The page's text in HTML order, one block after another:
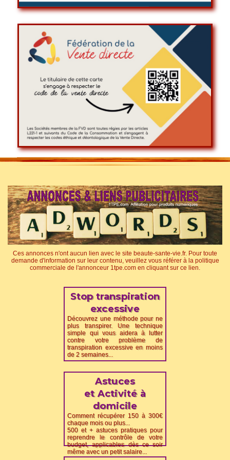
Ces annonces n'ont aucun lien avec le site beaute-sante-vie.fr. Pour toute
demande d'information sur leur contenu, veuillez vous référer à la politique
commerciale de l'annonceur 1tpe.com en cliquant sur ce lien.
Stop transpiration
excessive
Découvrez une méthode pour ne
plus transpirer. Une technique
simple qui vous aidera à lutter
contre votre problème de
transpiration excessive en moins
de 2 semaines...
Astuces
et Activité à
domicile
Comment récupérer 150 à 300€
chaque mois ou plus...
500 et + astuces pratiques pour
reprendre le contrôle de votre
budget, applicables dès ce soir
même avec un petit salaire...